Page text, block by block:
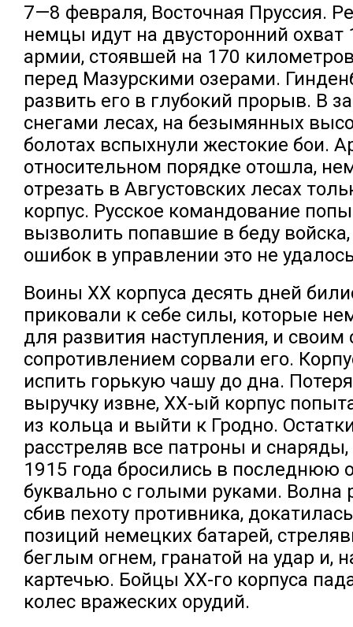
7—8 февраля, Восточная Пруссия.
немцы идут на двусторонний охват
армии, стоявшей на 170
перед Мазурскими озерами.
развить его в глубокий прорыв. В
снегами лесах, на безымянных
болотах вспыхнули жестокие бои.
относительном порядке отошла,
отрезать в Августовских лесах
корпус. Русское командование
вызволить попавшие в беду войска,
ошибок в управлении это не
Воины XX корпуса десять дней
приковали к себе силы, которые
для развития наступления, и своим
сопротивлением сорвали его.
испить горькую чашу до дна.
выручку извне, ХХ-ый корпус
из кольца и выйти к Гродно.
расстреляв все патроны и
1915 года бросились в последнюю
буквально с голыми руками. Волна
сбив пехоту противника,
позиций немецких батарей,
беглым огнем, гранатой на удар и,
картечью. Бойцы ХХ-го корпуса
колес вражеских орудий.